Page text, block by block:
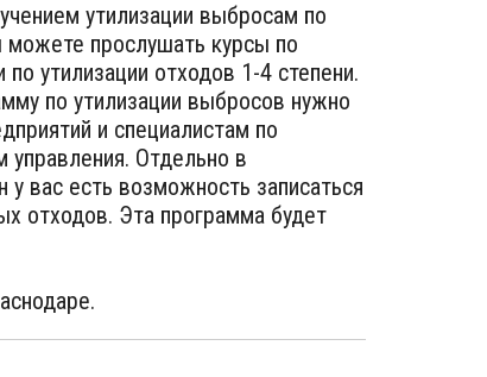
утилизации выбросам по
прослушать курсы по
по утилизации отходов 1-4 степени.
по утилизации выбросов нужно
и специалистам по
Отдельно в
у вас есть возможность записаться
отходов. Эта программа будет